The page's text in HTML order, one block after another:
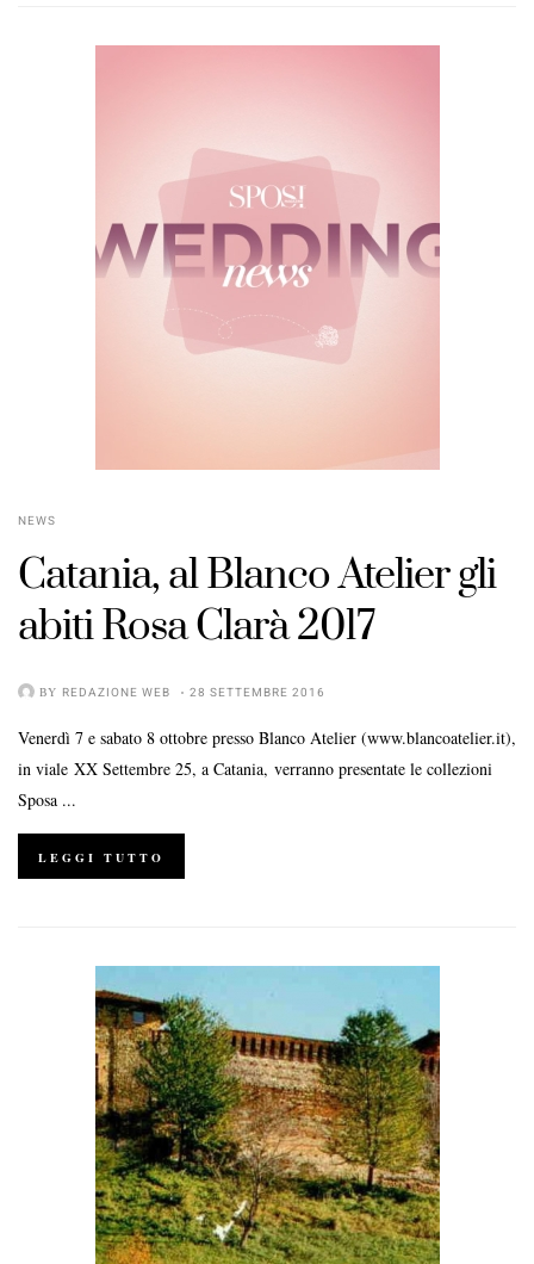
NEWS
Catania, al Blanco Atelier gli
abiti Rosa Clarà 2017
BY REDAZIONE WEB 28 SETTEMBRE 2016
Venerdì 7 e sabato 8 ottobre presso Blanco Atelier (www.blancoatelier.it),
in viale XX Settembre 25, a Catania, verranno presentate le collezioni
Sposa ...
LEGGI TUTTO